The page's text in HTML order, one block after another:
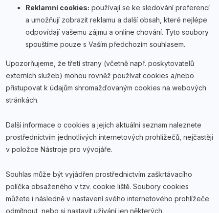
Reklamní cookies: používají se ke sledování preferencí
a umožňují zobrazit reklamu a další obsah, které nejlépe
odpovídají vašemu zájmu a online chování. Tyto soubory
spouštíme pouze s Vaším předchozím souhlasem.
Upozorňujeme, že třetí strany (včetně např. poskytovatelů
externích služeb) mohou rovněž používat cookies a/nebo
přistupovat k údajům shromažďovaným cookies na webových
stránkách.
Další informace o cookies a jejich aktuální seznam naleznete
prostřednictvím jednotlivých internetových prohlížečů, nejčastěji
v položce Nástroje pro vývojáře.
Souhlas může být vyjádřen prostřednictvím zaškrtávacího
políčka obsaženého v tzv. cookie liště. Soubory cookies
můžete i následně v nastavení svého internetového prohlížeče
odmítnout, nebo si nastavit užívání jen některých.